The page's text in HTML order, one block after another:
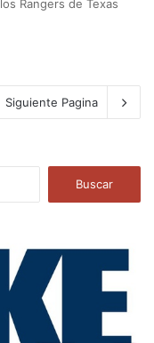
Rangers de Texas
Siguiente Pagina
a